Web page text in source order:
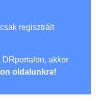
regisztrált
DRportalon, akkor
oldalunkra!